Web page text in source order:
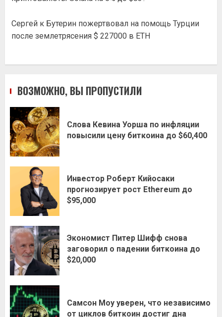
Сергей к Бутерин пожертвовал на помощь Турции
после землетрясения $ 227000 в ETH
ВОЗМОЖНО, ВЫ ПРОПУСТИЛИ
Слова Кевина Уорша по инфляции
повысили цену биткоина до $60,400
Инвестор Роберт Кийосаки
прогнозирует рост Ethereum до
$95,000
Экономист Питер Шифф снова
заговорил о падении биткоина до
$20,000
Самсон Моу уверен, что независимо
от циклов биткоин достиг дна